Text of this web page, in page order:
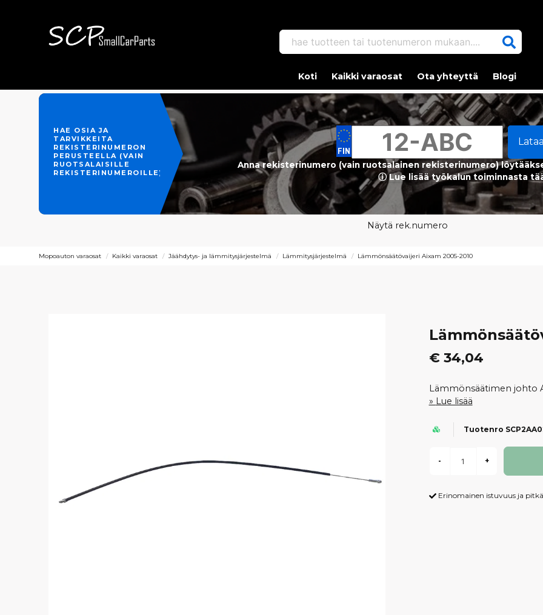
hae tuotteen tai tuotenumeron mukaan....
Koti Kaikki varaosat Ota yhteyttä Blogi
HAE OSIA JA
TARVIKKEITA
REKISTERINUMERON
PERUSTEELLA (VAIN
RUOTSALAISILLE
REKISTERINUMEROILLE)
Anna rekisterinumero (vain ruotsalainen rekisterinumero)
ⓘ Lue lisää työkalun toiminnasta
Näytä rek.numero
Mopoauton varaosat Kaikki varaosat Jäähdytys- ja lämmitysjärjestelmä Lämmitysjärjestelmä Lämmönsäätövaijeri Aixam 2005-2010
€ 34,04
Lämmönsäätimen johto
Lue lisää
Tuotenro
- +
Erinomainen istuvuus ja